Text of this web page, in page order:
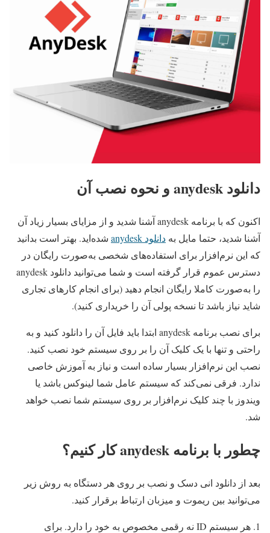
دانلود anydesk و نحوه نصب آن
اکنون که با برنامه anydesk آشنا شدید و از مزایای بسیار زیاد آن
آشنا شدید، حتما مایل به دانلود anydesk
شده‌اید. بهتر است بدانید
که این نرم‌افزار برای استفاده‌های شخصی به‌صورت رایگان در
دسترس عموم قرار گرفته است و شما می‌توانید دانلود anydesk
را به‌صورت کاملا رایگان انجام دهید (برای انجام کارهای تجاری
شاید نیاز باشد تا نسخه پولی آن را خریداری کنید).
برای نصب برنامه anydesk ابتدا باید فایل آن را دانلود کنید و به
راحتی و تنها با یک کلیک آن را بر روی سیستم خود نصب کنید.
نصب این نرم‌افزار بسیار ساده است و نیاز به آموزش خاصی
ندارد. فرقی نمی‌کند که سیستم عامل شما لینوکس باشد یا
ویندوز با چند کلیک نرم‌افزار بر روی سیستم شما نصب خواهد
شد.
چطور با برنامه anydesk کار کنیم؟
بعد از دانلود انی دسک و نصب بر روی هر دستگاه به روش زیر
می‌توانید بین ریموت و میزبان ارتباط برقرار کنید.
هر سیستم ID نه رقمی مخصوص به خود را دارد. برای